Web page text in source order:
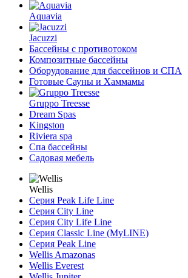
Aquavia
Jacuzzi
Бассейны с противотоком
Композитные бассейны
Оборудование для бассейнов и СПА
Готовые Сауны и Хаммамы
Gruppo Treesse
Dream Spas
Kingston
Riviera spa
Спа бассейны
Садовая мебель
Wellis
Серия Peak Life Line
Серия City Line
Серия City Life Line
Серия Classic Line (MyLINE)
Серия Peak Line
Wellis Amazonas
Wellis Everest